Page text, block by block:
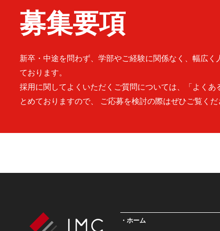
募集要項
新卒・中途を問わず、学部やご経験に関係なく、幅広く
ております。
採用に関してよくいただくご質問については、「よくあ
とめておりますので、 ご応募を検討の際はぜひご覧く
ホーム